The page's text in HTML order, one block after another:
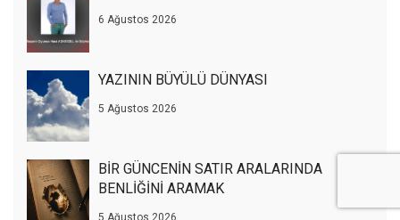
6 Ağustos 2026
YAZININ BÜYÜLÜ DÜNYASI
5 Ağustos 2026
BİR GÜNCENİN SATIR ARALARINDA
BENLİĞİNİ ARAMAK
5 Ağustos 2026